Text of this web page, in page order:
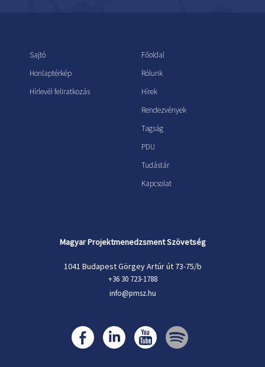
Sajtó
Honlaptérkép
Hírlevél feliratkozás
Főoldal
Rólunk
Hírek
Rendezvények
Tagság
PDU
Tudástár
Kapcsolat
Magyar Projektmenedzsment Szövetség
1041 Budapest Görgey Artúr út 73-75/b
+36 30 723-1788
info@pmsz.hu